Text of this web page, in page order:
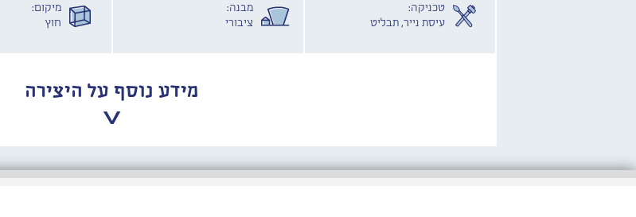
טכניקה:
עיסת נייר, תבליט
מבנה:
ציבורי
מיקום:
חוץ
מידע נוסף על היצירה